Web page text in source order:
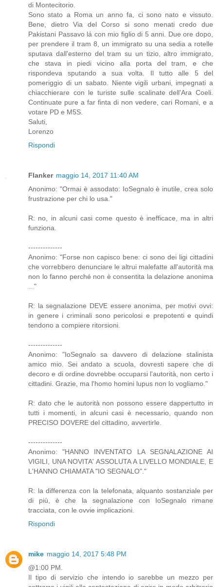
di Montecitorio.
Sono stato a Roma un anno fa, ci sono nato e vissuto.
Bene, dietro Via del Corso si sono menati credo due
Pakistani Passavo lá con mio figlio di 5 anni. Due ore dopo,
per prendere il tram 8, un immigrato su una sedia a rotelle
sputava dall'esterno del tram su un tizio, altro immigrato,
che stava in piedi vicino alla porta del tram, e che
rispondeva sputando a sua volta. Il tutto alle 5 del
pomeriggio di un sabato. Niente vigili urbani, impegnati a
chiacchierare con le turiste sulle scalinate dell'Ara Coeli.
Continuate pure a far finta di non vedere, cari Romani, e a
votare PD e M5S.
Saluti,
Lorenzo
Rispondi
Flanker maggio 14, 2017 11:40 AM
Anonimo: "Ormai è assodato: IoSegnalo è inutile, crea solo
frustrazione per chi lo usa."
R: no, in alcuni casi come questo è inefficace, ma in altri
funziona.
--------------
Anonimo: "Forse non capisco bene: ci sono dei ligi cittadini
che vorrebbero denunciare le altrui malefatte all'autorità ma
non lo fanno perché non è consentita la delazione anonima
..."
R: la segnalazione DEVE essere anonima, per motivi ovvi:
in genere i criminali sono pericolosi e prepotenti e quindi
tendono a compiere ritorsioni.
--------------
Anonimo: "IoSegnalo sa davvero di delazione stalinista
amico mio. Sei andato a scuola, dovresti sapere che di
decoro e di ordine dovrebbe occuparsi l'autorità, non certo i
cittadini. Grazie, ma l'homo homini lupus non lo vogliamo."
R: dato che le autorità non possono essere dappertutto in
tutti i momenti, in alcuni casi è necessario, quando non
PRECISO DOVERE del cittadino, avvertirle.
--------------
Anonimo: "HANNO INVENTATO LA SEGNALAZIONE AI
VIGILI, UNA NOVITA' ASSOLUTA A LIVELLO MONDIALE, E
L'HANNO CHIAMATA "IO SEGNALO"."
R: la differenza con la telefonata, alquanto sostanziale per
di più, è che la segnalazione con IoSegnalo rimane
tracciata, con le ovvie implicazioni.
Rispondi
mike maggio 14, 2017 5:48 PM
@1:00 PM.
Il tipo di servizio che intendo io sarebbe un mezzo per